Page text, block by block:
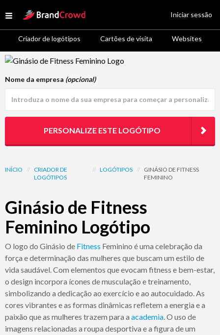
Open menu
Site Logo
Criador de logótipos Cartões de visita Websites
Iniciar sessão
Logo Template Preview
INÍCIO // CRIADOR DE
LOGÓTIPOS
// LOGÓTIPOS // GINÁSIO DE FITNESS
FEMININO
Ginásio de Fitness
Feminino Logótipo
O logo do Ginásio de Fitness Feminino é uma celebração da
força e determinação das mulheres que buscam um estilo de
vida saudável. Com elementos que evocam fitness e bem-estar,
o design incorpora ícones de musculação e treinamento,
simbolizando a dedicação ao exercício e ao autocuidado. As
cores vibrantes e as formas dinâmicas refletem a energia e a
paixão que as mulheres trazem para a academia. O uso de
imagens relacionadas a roupa desportiva e a figura de um
Nome da empresa (opcional)
PERSONALIZE ESTE LOGÓTIPO